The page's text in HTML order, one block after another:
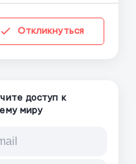
Откликнуться
доступ к
миру